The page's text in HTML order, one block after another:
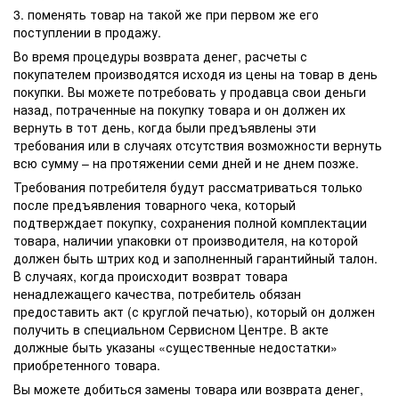
3. поменять товар на такой же при первом же его
поступлении в продажу.
Во время процедуры возврата денег, расчеты с
покупателем производятся исходя из цены на товар в день
покупки. Вы можете потребовать у продавца свои деньги
назад, потраченные на покупку товара и он должен их
вернуть в тот день, когда были предъявлены эти
требования или в случаях отсутствия возможности вернуть
всю сумму – на протяжении семи дней и не днем позже.
Требования потребителя будут рассматриваться только
после предъявления товарного чека, который
подтверждает покупку, сохранения полной комплектации
товара, наличии упаковки от производителя, на которой
должен быть штрих код и заполненный гарантийный талон.
В случаях, когда происходит возврат товара
ненадлежащего качества, потребитель обязан
предоставить акт (с круглой печатью), который он должен
получить в специальном Сервисном Центре. В акте
должные быть указаны «существенные недостатки»
приобретенного товара.
Вы можете добиться замены товара или возврата денег,